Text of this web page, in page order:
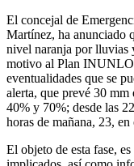
El concejal de
Martínez, ha anunciado
nivel naranja por lluvias
motivo al Plan
eventualidades que se
alerta, que prevé 30
40% y 70%; desde las
horas de mañana, 23,
El objeto de esta fase,